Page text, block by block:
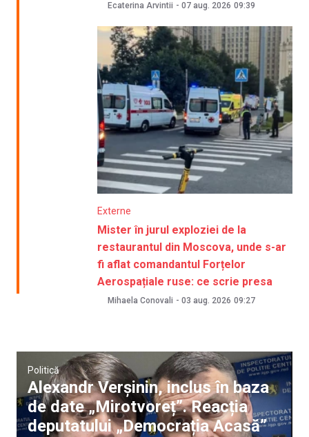
Ecaterina Arvintii - 07 aug. 2026 09:39
Externe
Mister în jurul exploziei de la
restaurantul din Moscova, unde s-ar
fi aflat comandantul Forțelor
Aerospațiale ruse: ce scrie presa
Mihaela Conovali - 03 aug. 2026 09:27
Politică
Alexandr Verșinin, inclus în baza
de date „Mirotvoreț”. Reacția
deputatului „Democrația Acasă”